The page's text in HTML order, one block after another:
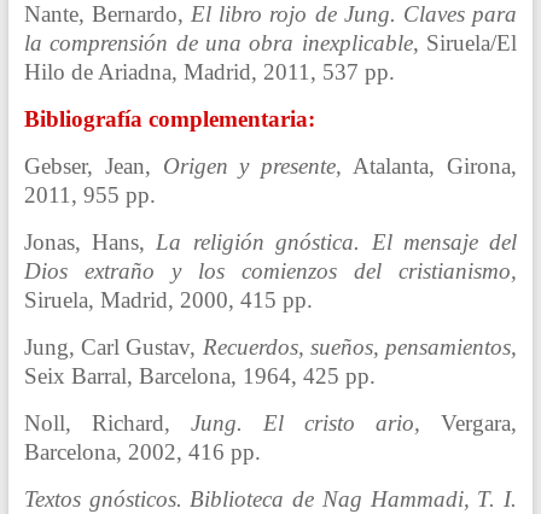
Nante, Bernardo, El libro rojo de Jung. Claves para
la comprensión de una obra inexplicable, Siruela/El
Hilo de Ariadna, Madrid, 2011, 537 pp.
Bibliografía complementaria:
Gebser, Jean, Origen y presente, Atalanta, Girona,
2011, 955 pp.
Jonas, Hans, La religión gnóstica. El mensaje del
Dios extraño y los comienzos del cristianismo,
Siruela, Madrid, 2000, 415 pp.
Jung, Carl Gustav, Recuerdos, sueños, pensamientos,
Seix Barral, Barcelona, 1964, 425 pp.
Noll, Richard, Jung. El cristo ario, Vergara,
Barcelona, 2002, 416 pp.
Textos gnósticos. Biblioteca de Nag Hammadi, T. I.